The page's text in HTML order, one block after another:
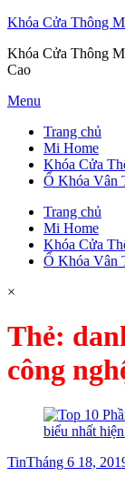
Khóa Cửa Thông
Khóa Cửa Thông
Cao
Skip
content
Menu
Trang chủ
Mi Home
Khóa Cửa
Ổ Khóa Vân
Trang chủ
Mi Home
Khóa Cửa
Ổ Khóa Vân
×
Thẻ:
công
TinPosted
Tháng 6 18,